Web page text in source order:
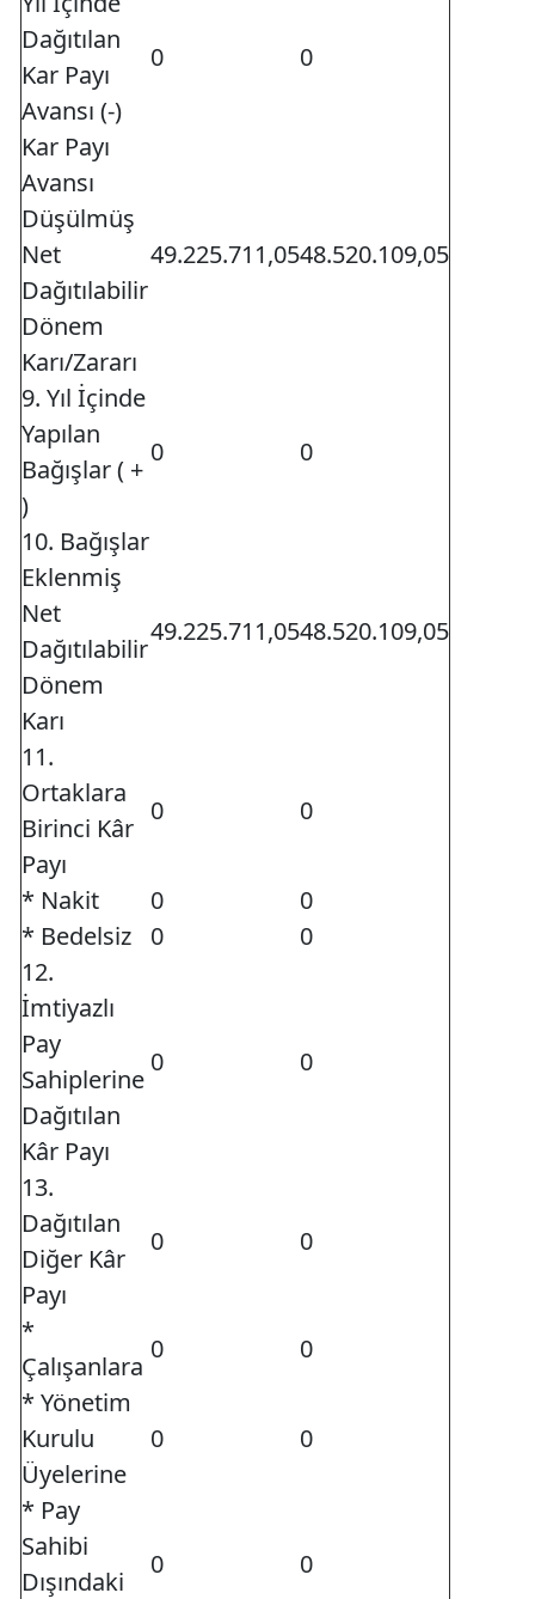
Dağıtılan
Kar Payı
Avansı (-)
0 0
Kar Payı
Avansı
Düşülmüş
Net
Dağıtılabilir
Dönem
Karı/Zararı
49.225.711,0548.520.109,05
9. Yıl İçinde
Yapılan
Bağışlar ( +
)
0 0
10. Bağışlar
Eklenmiş
Net
Dağıtılabilir
Dönem
Karı
49.225.711,0548.520.109,05
11.
Ortaklara
Birinci Kâr
Payı
0 0
* Nakit 0
0
* Bedelsiz
0
0
12.
İmtiyazlı
Pay
Sahiplerine
Dağıtılan
Kâr Payı
0 0
13.
Dağıtılan
Diğer Kâr
Payı
0 0
*
Çalışanlara
0
0
* Yönetim
Kurulu
Üyelerine
0 0
* Pay
Sahibi
Dışındaki
0 0